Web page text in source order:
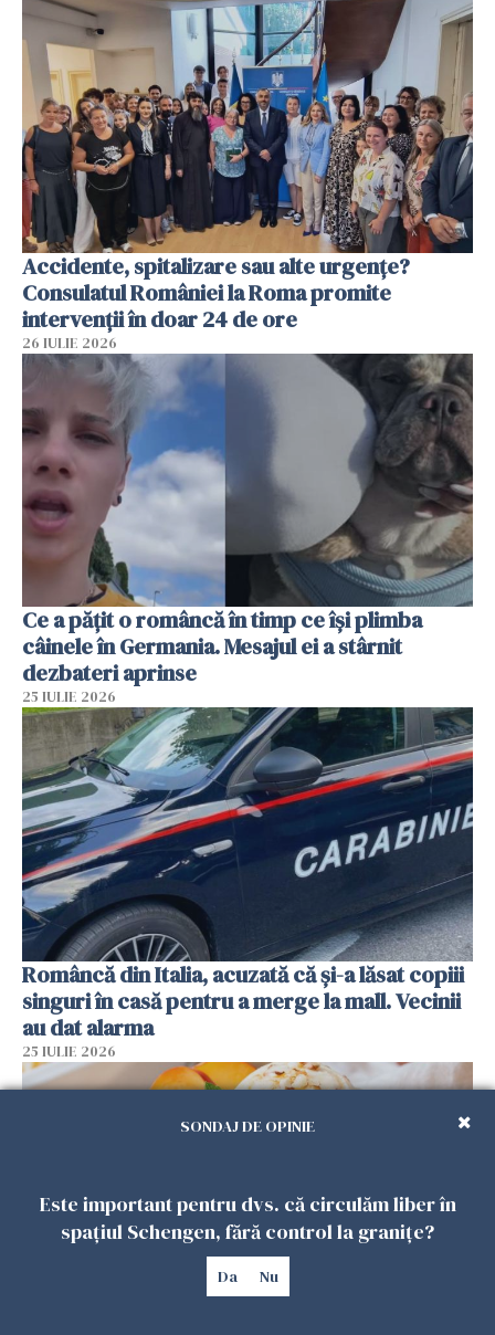
Accidente, spitalizare sau alte urgențe?
Consulatul României la Roma promite
intervenții în doar 24 de ore
26 IULIE 2026
Ce a pățit o româncă în timp ce își plimba
câinele în Germania. Mesajul ei a stârnit
dezbateri aprinse
25 IULIE 2026
Româncă din Italia, acuzată că și-a lăsat copiii
singuri în casă pentru a merge la mall. Vecinii
au dat alarma
25 IULIE 2026
SONDAJ DE OPINIE
Este important pentru dvs. că circulăm liber în
spațiul Schengen, fără control la granițe?
Da Nu